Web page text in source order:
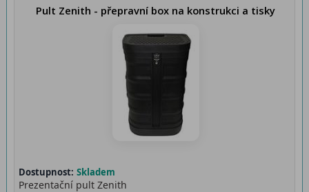
Pult Zenith - přepravní box na konstrukci a tisky
Dostupnost: Skladem
Prezentační pult Zenith